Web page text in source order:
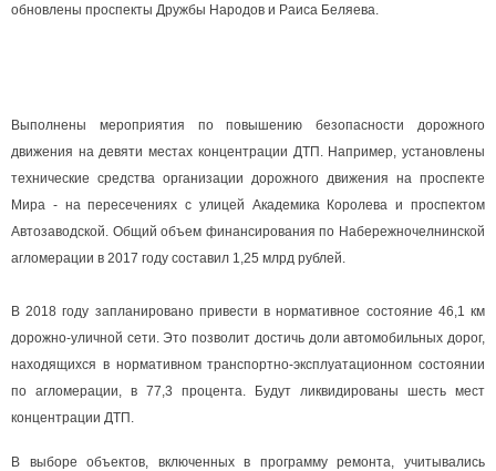
обновлены проспекты Дружбы Народов и Раиса Беляева.
Выполнены мероприятия по повышению безопасности дорожного
движения на девяти местах концентрации ДТП. Например, установлены
технические средства организации дорожного движения на проспекте
Мира - на пересечениях с улицей Академика Королева и проспектом
Автозаводской. Общий объем финансирования по Набережночелнинской
агломерации в 2017 году составил 1,25 млрд рублей.
В 2018 году запланировано привести в нормативное состояние 46,1 км
дорожно-уличной сети. Это позволит достичь доли автомобильных дорог,
находящихся в нормативном транспортно-эксплуатационном состоянии
по агломерации, в 77,3 процента. Будут ликвидированы шесть мест
концентрации ДТП.
В выборе объектов, включенных в программу ремонта, учитывались